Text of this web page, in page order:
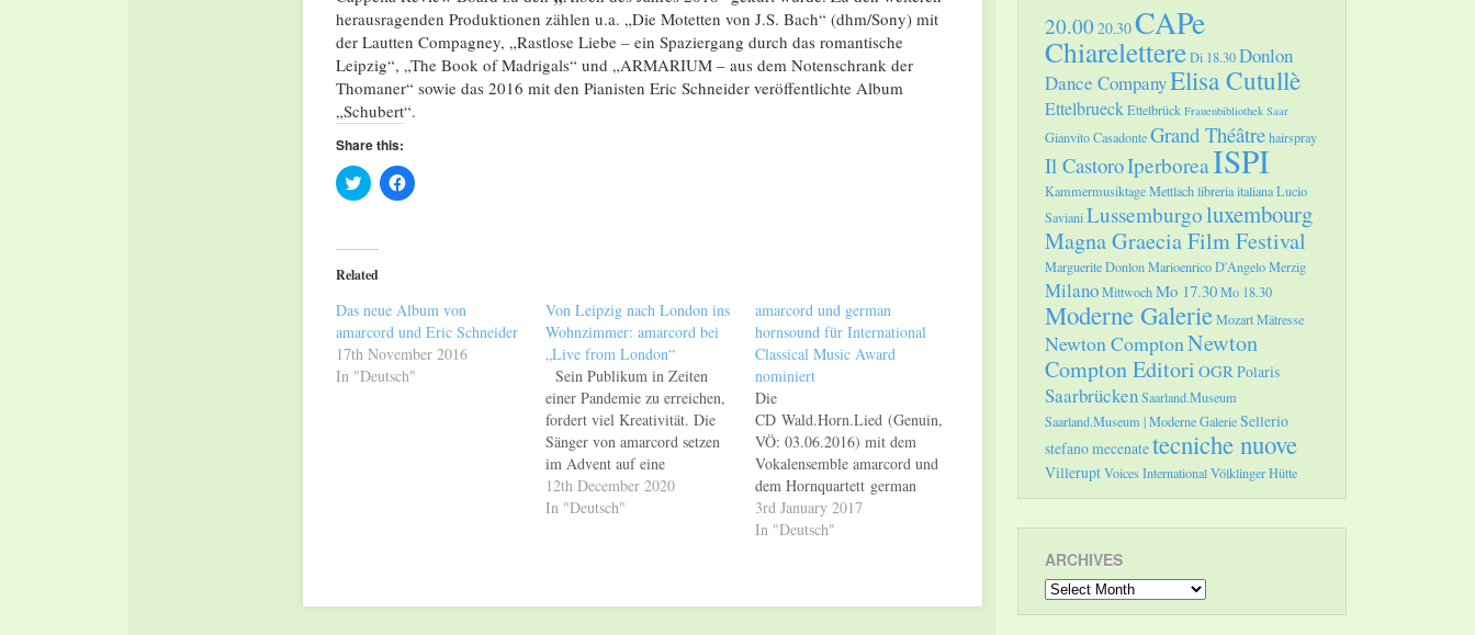
herausragenden Produktionen zählen u.a. „Die Motetten von J.S. Bach“ (dhm/Sony) mit
der Lautten Compagney, „Rastlose Liebe – ein Spaziergang durch das romantische
Leipzig“, „The Book of Madrigals“ und „ARMARIUM – aus dem Notenschrank der
Thomaner“ sowie das 2016 mit den Pianisten Eric Schneider veröffentlichte Album
„Schubert“.
Share this:
Click
to
(Opens
in
new
Click
to
Related
Das neue Album von
amarcord und Eric Schneider
17th November 2016
In "Deutsch"
Von Leipzig nach London ins
Wohnzimmer: amarcord bei
„Live from London“
Sein Publikum in Zeiten
einer Pandemie zu erreichen,
fordert viel Kreativität. Die
Sänger von amarcord setzen
im Advent auf eine
innovative Festivalidee aus
London, gehen mit Daniel
12th December 2020
In "Deutsch"
amarcord und german
hornsound für International
Classical Music Award
nominiert
Die
CD Wald.Horn.Lied (Genuin,
VÖ: 03.06.2016) mit dem
Vokalensemble amarcord und
dem Hornquartett german
hornsound ist für
den International Classical
3rd January 2017
In "Deutsch"
20.00 20.30CAPe
ChiarelettereDi 18.30Donlon
Dance CompanyElisa Cutullè
EttelbrueckEttelbrück Frauenbibliothek Saar
Gianvito CasadonteGrand Théâtrehairspray
Il CastoroIperboreaISPI
Kammermusiktage Mettlachlibreria italianaLucio
SavianiLussemburgoluxembourg
Magna Graecia Film Festival
Marguerite DonlonMarioenrico D'AngeloMerzig
MilanoMittwochMo 17.30Mo 18.30
Moderne GalerieMozartMätresse
Newton ComptonNewton
Compton Editori OGRPolaris
SaarbrückenSaarland.Museum
Saarland.Museum | Moderne GalerieSellerio
stefano mecenatetecniche nuove
VilleruptVoices InternationalVölklinger Hütte
ARCHIVES
Archives